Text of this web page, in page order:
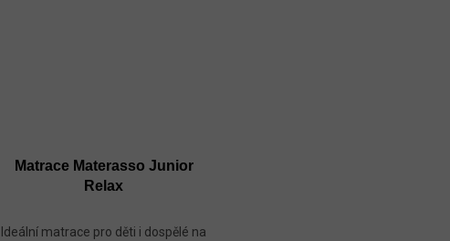
Matrace Materasso Junior
Relax
Ideální matrace pro děti i dospělé na